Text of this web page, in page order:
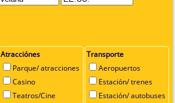
Atracciónes
Parque/ atracciones
Casino
Teatros/Cine
Transporte
Aeropuertos
Estación/ trenes
Estación/ autobuses